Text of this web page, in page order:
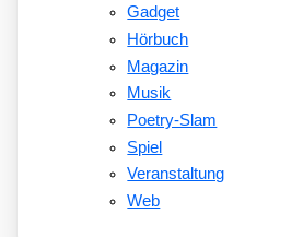
Gadget
Hörbuch
Magazin
Musik
Poetry-Slam
Spiel
Veranstaltung
Web